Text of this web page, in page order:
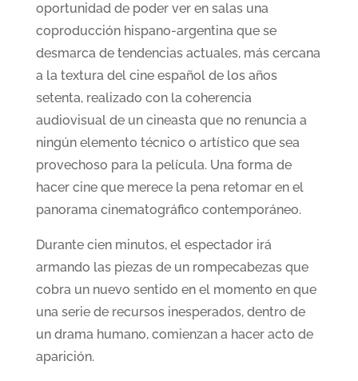
oportunidad de poder ver en salas una
coproducción hispano-argentina que se
desmarca de tendencias actuales, más cercana
a la textura del cine español de los años
setenta, realizado con la coherencia
audiovisual de un cineasta que no renuncia a
ningún elemento técnico o artístico que sea
provechoso para la película. Una forma de
hacer cine que merece la pena retomar en el
panorama cinematográfico contemporáneo.
Durante cien minutos, el espectador irá
armando las piezas de un rompecabezas que
cobra un nuevo sentido en el momento en que
una serie de recursos inesperados, dentro de
un drama humano, comienzan a hacer acto de
aparición.